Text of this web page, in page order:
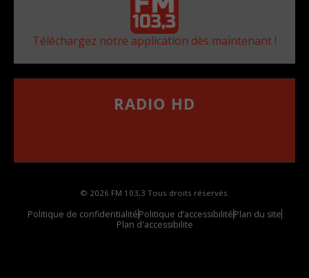
Téléchargez notre application dès maintenant !
RADIO HD
© 2026 FM 103,3 Tous droits réservés.
Politique de confidentialitéPolitique d’accessibilitéPlan du site
Plan d'accessibilite